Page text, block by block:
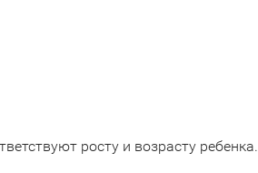
росту и возрасту ребенка.